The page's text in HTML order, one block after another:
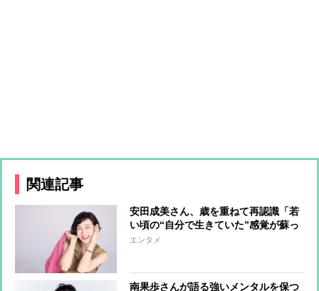
関連記事
安田成美さん、歳を重ねて再認識「若
い頃の“自分で生きていた”感覚が蘇っ
てきた気がします」
エンタメ
南果歩さんが語る強いメンタルを保つ